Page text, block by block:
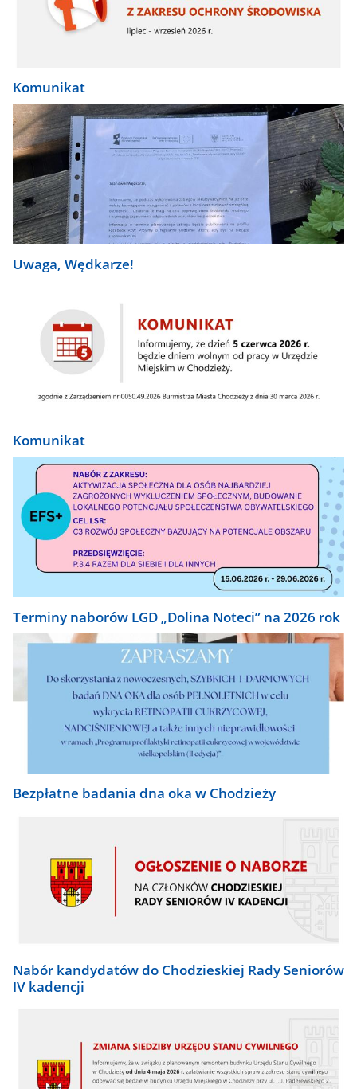
Komunikat
Uwaga, Wędkarze!
Komunikat
Terminy naborów LGD „Dolina Noteci” na 2026 rok
Bezpłatne badania dna oka w Chodzieży
Nabór kandydatów do Chodzieskiej Rady Seniorów
IV kadencji